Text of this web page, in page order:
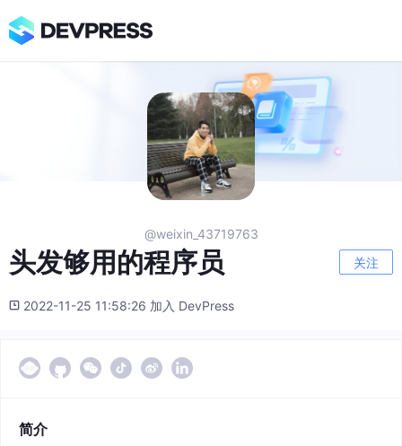
@weixin_43719763
头发够用的程序员 关注
2022-11-25 11:58:26 加入 DevPress
简介